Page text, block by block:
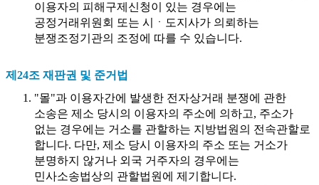
이용자의 피해구제신청이 있는 경우에는
공정거래위원회 또는 시ㆍ도지사가 의뢰하는
분쟁조정기관의 조정에 따를 수 있습니다.
제24조 재판권 및 준거법
"몰"과 이용자간에 발생한 전자상거래 분쟁에 관한
소송은 제소 당시의 이용자의 주소에 의하고, 주소가
없는 경우에는 거소를 관할하는 지방법원의 전속관할로
합니다. 다만, 제소 당시 이용자의 주소 또는 거소가
분명하지 않거나 외국 거주자의 경우에는
민사소송법상의 관할법원에 제기합니다.